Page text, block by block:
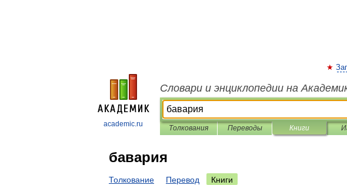
academic.ru
Словари и энциклопедии на
Толкования Переводы Книги
бавария
Толкование Перевод
Книги